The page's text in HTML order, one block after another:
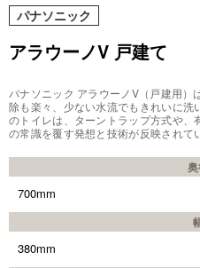
パナソニック
アラウーノV 戸建て
パナソニック アラウーノV（戸建用
除も楽々、少ない水流でもきれいに洗
のトイレは、ターントラップ方式や
の常識を覆す発想と技術が反映されて
700mm
380mm